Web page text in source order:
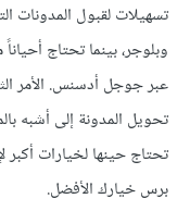
تسهيلات لقبول المدونات
وبلوجر، بينما تحتاج
عبر جوجل أدسنس. الأمر
تحويل المدونة إلى أشبه
تحتاج حينها لخيارات أكبر
برس خيارك الأفضل.